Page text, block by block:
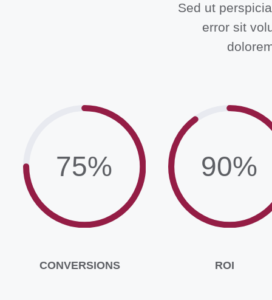
Sed ut
error sit
75%
CONVERSIONS
90%
ROI